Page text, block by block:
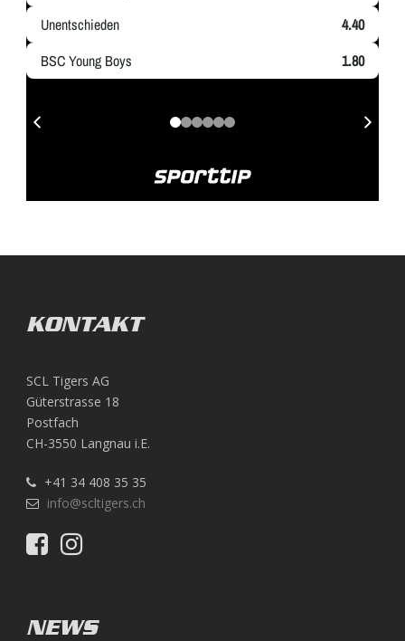
KONTAKT
SCL Tigers AG
Güterstrasse 18
Postfach
CH-3550 Langnau i.E.
+41 34 408 35 35
info@scltigers.ch
NEWS